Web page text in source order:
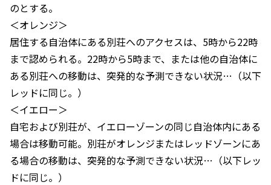
のとする。
＜オレンジ＞
居住する自治体にある別荘へのアクセスは、5時から22時
まで認められる。22時から5時まで、または他の自治体に
ある別荘への移動は、突発的な予測できない状況…（以下
レッドに同じ。）
＜イエロー＞
自宅および別荘が、イエローゾーンの同じ自治体内にある
場合は移動可能。別荘がオレンジまたはレッドゾーンにあ
る場合の移動は、突発的な予測できない状況…（以下レッ
ドに同じ。）